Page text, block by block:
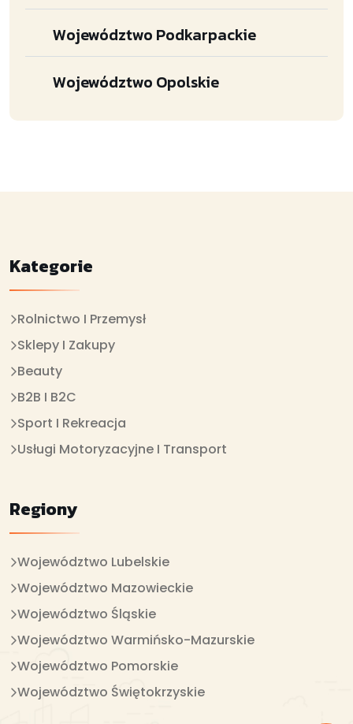
Województwo Podkarpackie
Województwo Opolskie
Kategorie
Rolnictwo I Przemysł
Sklepy I Zakupy
Beauty
B2B I B2C
Sport I Rekreacja
Usługi Motoryzacyjne I Transport
Regiony
Województwo Lubelskie
Województwo Mazowieckie
Województwo Śląskie
Województwo Warmińsko-Mazurskie
Województwo Pomorskie
Województwo Świętokrzyskie